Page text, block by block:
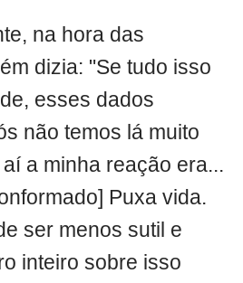
na hora das
dizia: "Se tudo isso
esses dados
não temos lá muito
a minha reação era...
Puxa vida.
ser menos sutil e
inteiro sobre isso